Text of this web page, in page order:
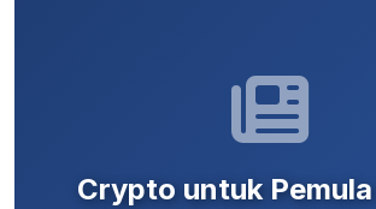
Crypto untuk